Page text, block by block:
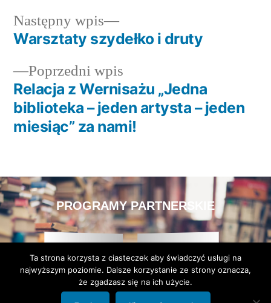
Poprzedni wpis
Relacja z Wernisażu „Jedna
biblioteka – jeden artysta – jeden
miesiąc” za nami!
Następny wpis
Warsztaty szydełko i druty
PROGRAMY PARTNERSKIE
Ta strona korzysta z ciasteczek aby świadczyć usługi na
najwyższym poziomie. Dalsze korzystanie ze strony oznacza,
że zgadzasz się na ich użycie.